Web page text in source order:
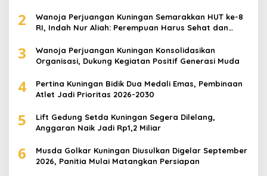
2
Wanoja Perjuangan Kuningan Semarakkan HUT ke-8
RI, Indah Nur Aliah: Perempuan Harus Sehat dan
3
Wanoja Perjuangan Kuningan Konsolidasikan
Organisasi, Dukung Kegiatan Positif Generasi Muda
4
Pertina Kuningan Bidik Dua Medali Emas, Pembinaan
Atlet Jadi Prioritas 2026-2030
5
Lift Gedung Setda Kuningan Segera Dilelang,
Anggaran Naik Jadi Rp1,2 Miliar
6
Musda Golkar Kuningan Diusulkan Digelar September
2026, Panitia Mulai Matangkan Persiapan